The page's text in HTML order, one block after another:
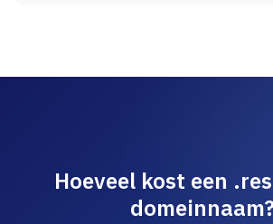
Hoeveel kost een